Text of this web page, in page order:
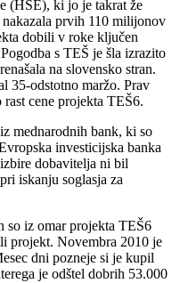
(HSE), ki jo je takrat že
prvih 110 milijonov
dobili v roke ključen
s TEŠ je šla izrazito
na slovensko stran.
35-odstotno maržo. Prav
cene projekta TEŠ6.
mednarodnih bank, ki so
investicijska banka
dobavitelja ni bil
iskanju soglasja za
so iz omar projekta TEŠ6
projekt. Novembra 2010 je
dni pozneje si je kupil
je odštel dobrih 53.000